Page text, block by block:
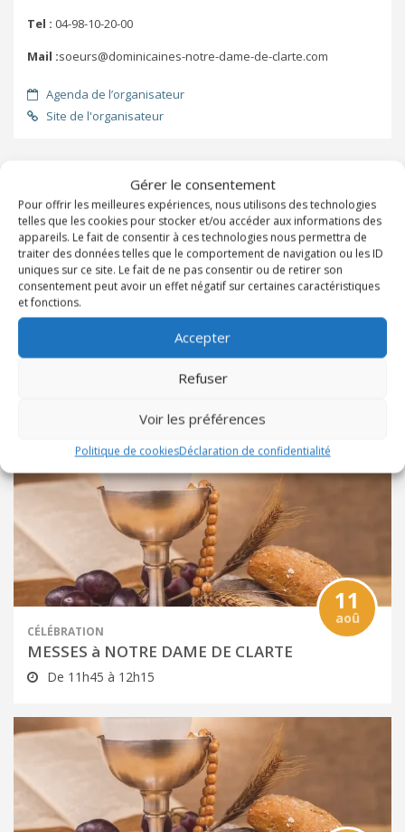
Gérer le consentement
Pour offrir les meilleures expériences, nous utilisons des technologies
telles que les cookies pour stocker et/ou accéder aux informations des
appareils. Le fait de consentir à ces technologies nous permettra de
traiter des données telles que le comportement de navigation ou les ID
uniques sur ce site. Le fait de ne pas consentir ou de retirer son
consentement peut avoir un effet négatif sur certaines caractéristiques
et fonctions.
Accepter
Refuser
Voir les préférences
Politique de cookiesDéclaration de confidentialité
Tel : 04-98-10-20-00
Mail :soeurs@dominicaines-notre-dame-de-clarte.com
Agenda de l’organisateur
Site de l'organisateur
ADRESSE
SOEURS DOMINICAINES ND DE
CLARTE
Dans la même catégorie
08
De 11h45 à 12h15
11
aoû
CÉLÉBRATION
MESSES à NOTRE DAME DE CLARTE
De 11h45 à 12h15